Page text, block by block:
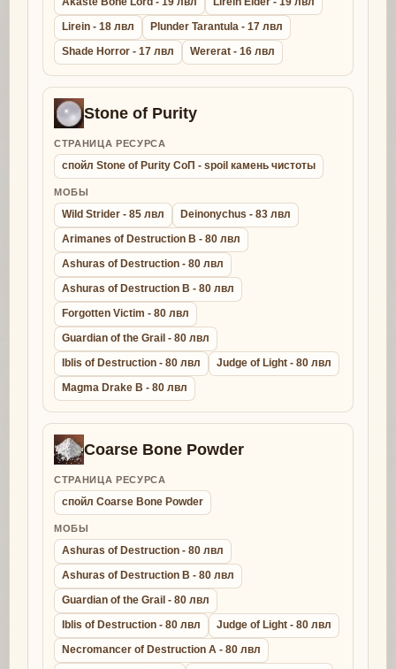
Lirein - 18 лвл
Plunder Tarantula - 17 лвл
Shade Horror - 17 лвл
Wererat - 16 лвл
Stone of Purity
СТРАНИЦА РЕСУРСА
спойл Stone of Purity СоП - spoil камень чистоты
МОБЫ
Wild Strider - 85 лвл
Deinonychus - 83 лвл
Arimanes of Destruction B - 80 лвл
Ashuras of Destruction - 80 лвл
Ashuras of Destruction B - 80 лвл
Forgotten Victim - 80 лвл
Guardian of the Grail - 80 лвл
Iblis of Destruction - 80 лвл
Judge of Light - 80 лвл
Magma Drake B - 80 лвл
Coarse Bone Powder
СТРАНИЦА РЕСУРСА
спойл Coarse Bone Powder
МОБЫ
Ashuras of Destruction - 80 лвл
Ashuras of Destruction B - 80 лвл
Guardian of the Grail - 80 лвл
Iblis of Destruction - 80 лвл
Judge of Light - 80 лвл
Necromancer of Destruction A - 80 лвл